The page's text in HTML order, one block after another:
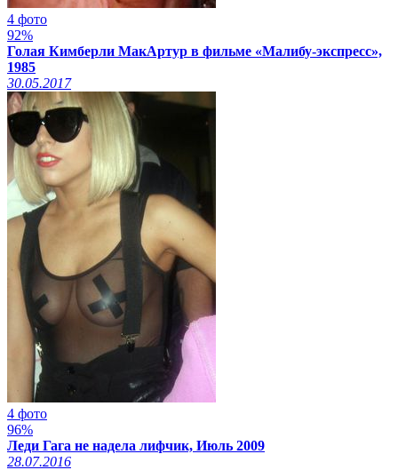
4 фото
92%
Голая Кимберли МакАртур в фильме «Малибу-экспресс»,
1985
30.05.2017
4 фото
96%
Леди Гага не надела лифчик, Июль 2009
28.07.2016